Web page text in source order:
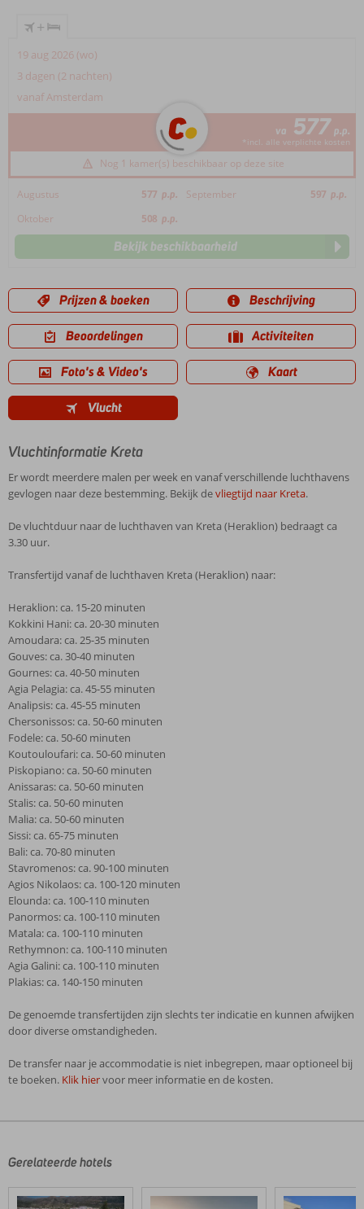
+
19 aug 2026 (wo)
3 dagen (2 nachten)
vanaf Amsterdam
va 577 p.p.
*incl. alle verplichte kosten
Nog 1 kamer(s) beschikbaar op deze site
Augustus 577 p.p. September 597 p.p.
Oktober
508 p.p.
Bekijk beschikbaarheid
Prijzen & boeken Beschrijving
Beoordelingen Activiteiten
Foto's & Video's Kaart
Vlucht
Vluchtinformatie Kreta
Er wordt meerdere malen per week en vanaf verschillende luchthavens
gevlogen naar deze bestemming. Bekijk devliegtijd naar Kreta.
De vluchtduur naar de luchthaven van Kreta (Heraklion) bedraagt ca
3.30 uur.
Transfertijd vanaf de luchthaven Kreta (Heraklion) naar:
Heraklion: ca. 15-20 minuten
Kokkini Hani: ca. 20-30 minuten
Amoudara: ca. 25-35 minuten
Gouves: ca. 30-40 minuten
Gournes: ca. 40-50 minuten
Agia Pelagia: ca. 45-55 minuten
Analipsis: ca. 45-55 minuten
Chersonissos: ca. 50-60 minuten
Fodele: ca. 50-60 minuten
Koutouloufari: ca. 50-60 minuten
Piskopiano: ca. 50-60 minuten
Anissaras: ca. 50-60 minuten
Stalis: ca. 50-60 minuten
Malia: ca. 50-60 minuten
Sissi: ca. 65-75 minuten
Bali: ca. 70-80 minuten
Stavromenos: ca. 90-100 minuten
Agios Nikolaos: ca. 100-120 minuten
Elounda: ca. 100-110 minuten
Panormos: ca. 100-110 minuten
Matala: ca. 100-110 minuten
Rethymnon: ca. 100-110 minuten
Agia Galini: ca. 100-110 minuten
Plakias: ca. 140-150 minuten
De genoemde transfertijden zijn slechts ter indicatie en kunnen afwijken
door diverse omstandigheden.
De transfer naar je accommodatie is niet inbegrepen, maar optioneel bij
te boeken. Klik hiervoor meer informatie en de kosten.
door
klanten
Gerelateerde hotels